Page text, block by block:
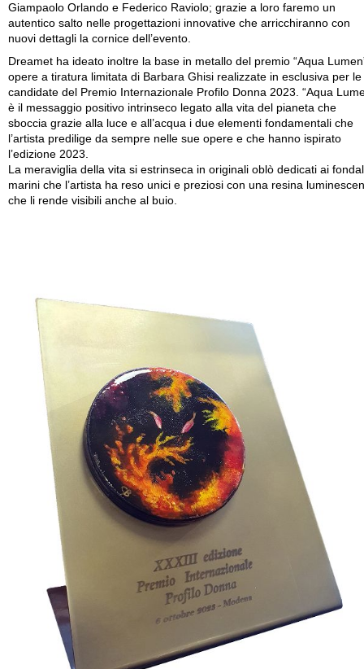
Giampaolo Orlando e Federico Raviolo; grazie a loro faremo un
autentico salto nelle progettazioni innovative che arricchiranno con
nuovi dettagli la cornice dell’evento.
Dreamet ha ideato inoltre la base in metallo del premio “Aqua
opere a tiratura limitata di Barbara Ghisi realizzate in esclusiva per le
candidate del Premio Internazionale Profilo Donna 2023. “Aqua
è il messaggio positivo intrinseco legato alla vita del pianeta che
sboccia grazie alla luce e all’acqua i due elementi fondamentali che
l’artista predilige da sempre nelle sue opere e che hanno ispirato
l’edizione 2023.
La meraviglia della vita si estrinseca in originali oblò dedicati ai
marini che l’artista ha reso unici e preziosi con una resina
che li rende visibili anche al buio.